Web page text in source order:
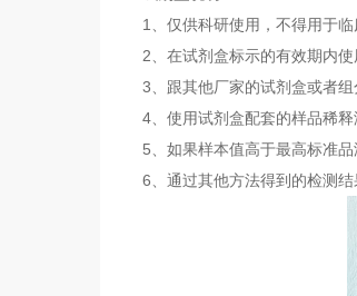
1、仅供科研使用，不得用于临
2、在试剂盒标示的有效期内使
3、跟其他厂家的试剂盒或者组
4、使用试剂盒配套的样品稀释
5、如果样本值高于最高标准
6、通过其他方法得到的检测